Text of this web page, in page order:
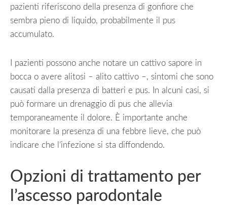
pazienti riferiscono della presenza di gonfiore che
sembra pieno di liquido, probabilmente il pus
accumulato.
I pazienti possono anche notare un cattivo sapore in
bocca o avere alitosi – alito cattivo –, sintomi che sono
causati dalla presenza di batteri e pus. In alcuni casi, si
può formare un drenaggio di pus che allevia
temporaneamente il dolore. È importante anche
monitorare la presenza di una febbre lieve, che può
indicare che l’infezione si sta diffondendo.
Opzioni di trattamento per
l’ascesso parodontale